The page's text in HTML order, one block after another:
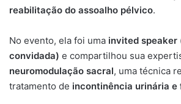
reabilitação do assoalho pélvico.
No evento, ela foi uma invited speaker
convidada) e compartilhou sua
neuromodulação sacral, uma técnica
tratamento de incontinência urinária e